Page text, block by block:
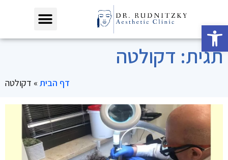
פתח סרגל נגישות
תגית: דקולטה
דף הבית » דקולטה